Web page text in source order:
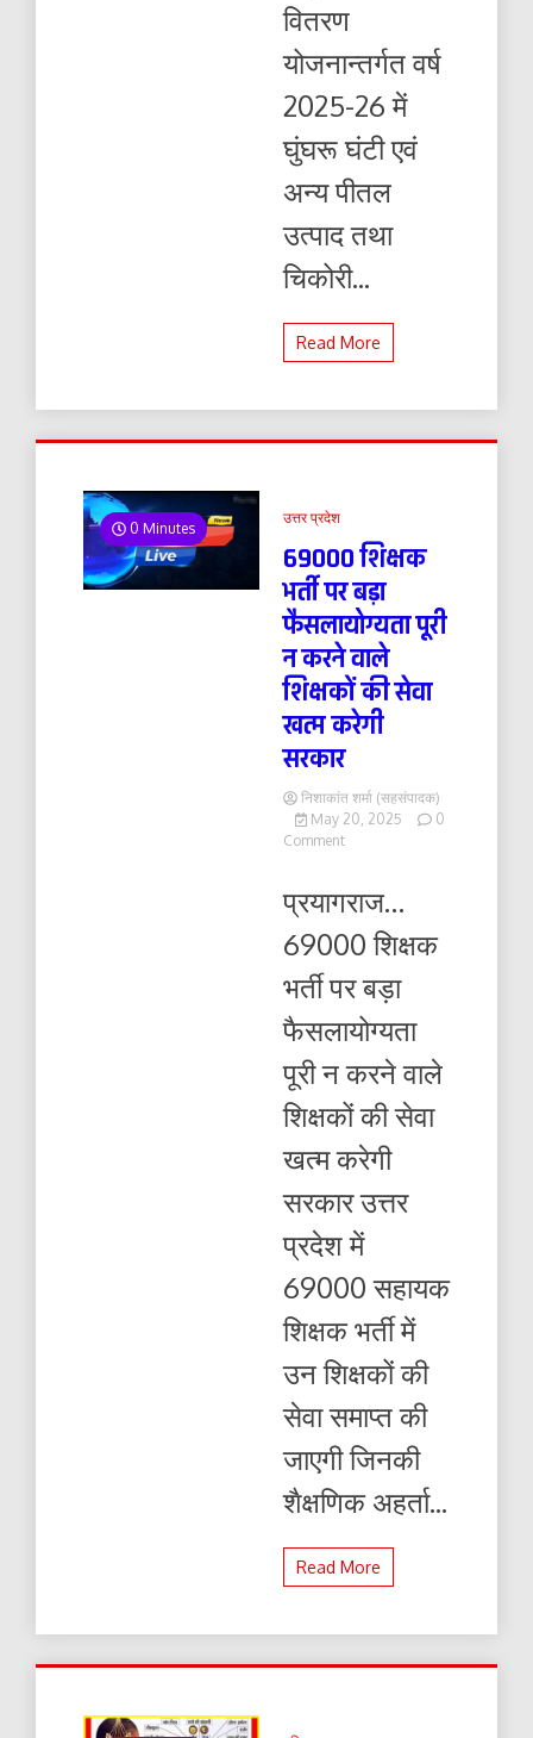
वितरण
योजनान्तर्गत वर्ष
2025-26 में
घुंघरू घंटी एवं
अन्य पीतल
उत्पाद तथा
चिकोरी...
Read More
0 Minutes
उत्तर प्रदेश
69000 शिक्षक
भर्ती पर बड़ा
फैसलायोग्यता पूरी
न करने वाले
शिक्षकों की सेवा
खत्म करेगी
सरकार
निशाकांत शर्मा (सहसंपादक)
May 20, 2025
0
Commenton
भर्ती
बड़ा
पूरी
करने
शिक्षकों
की
सेवा
खत्म
करेगी
प्रयागराज…
69000 शिक्षक
भर्ती पर बड़ा
फैसलायोग्यता
पूरी न करने वाले
शिक्षकों की सेवा
खत्म करेगी
सरकार उत्तर
प्रदेश में
69000 सहायक
शिक्षक भर्ती में
उन शिक्षकों की
सेवा समाप्त की
जाएगी जिनकी
शैक्षणिक अहर्ता...
Read More